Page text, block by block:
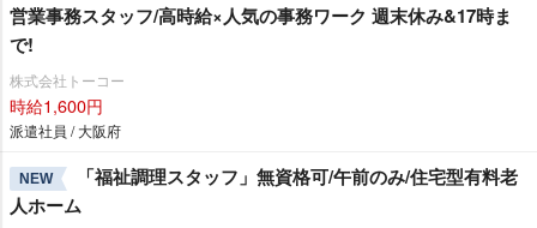
営業事務スタッフ/高時給×人気の事務ワーク 週末休み&17時ま
で!
株式会社トーコー
時給1,600円
派遣社員 / 大阪府
NEW
「福祉調理スタッフ」無資格可/午前のみ/住宅型有料老
人ホーム